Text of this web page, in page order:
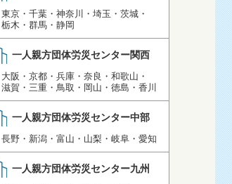
東京・千葉・神奈川・埼玉・茨城・
栃木・群馬・静岡
一人親方団体労災センター関西
大阪・京都・兵庫・奈良・和歌山・
滋賀・三重・鳥取・岡山・徳島・香川
一人親方団体労災センター中部
長野・新潟・富山・山梨・岐阜・愛知
一人親方団体労災センター九州